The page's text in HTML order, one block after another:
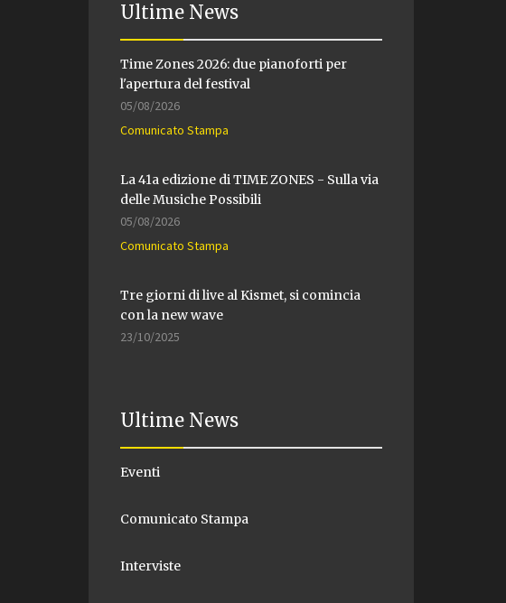
Ultime News
Time Zones 2026: due pianoforti per
l'apertura del festival
05/08/2026
Comunicato Stampa
La 41a edizione di TIME ZONES - Sulla via
delle Musiche Possibili
05/08/2026
Comunicato Stampa
Tre giorni di live al Kismet, si comincia
con la new wave
23/10/2025
Ultime News
Eventi
Comunicato Stampa
Interviste